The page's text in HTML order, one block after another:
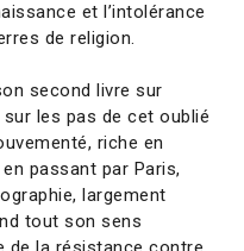
et l’intolérance
de religion.
second livre sur
les pas de cet oublié
riche en
passant par Paris,
largement
tout son sens